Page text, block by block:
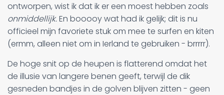
ontworpen, wist ik dat ik er een moest hebben zoals
onmiddellijk.En booooy wat had ik gelijk; dit is nu
officieel mijn favoriete stuk om mee te surfen en kiten
(ermm, alleen niet om in Ierland te gebruiken - brrrrr).
De hoge snit op de heupen is flatterend omdat het
de illusie van langere benen geeft, terwijl de dik
gesneden bandjes in de golven blijven zitten - geen